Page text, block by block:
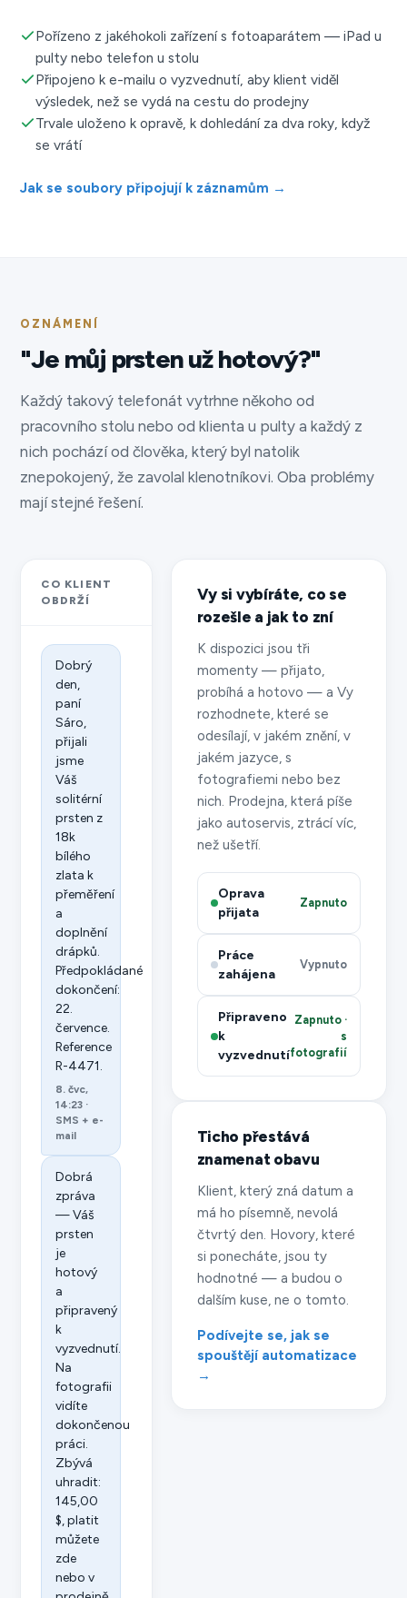
Pořízeno z jakéhokoli zařízení s fotoaparátem — iPad u
pulty nebo telefon u stolu
Připojeno k e-mailu o vyzvednutí, aby klient viděl
výsledek, než se vydá na cestu do prodejny
Trvale uloženo k opravě, k dohledání za dva roky, když
se vrátí
Jak se soubory připojují k záznamům →
OZNÁMENÍ
"Je můj prsten už hotový?"
Každý takový telefonát vytrhne někoho od
pracovního stolu nebo od klienta u pulty a každý z
nich pochází od člověka, který byl natolik
znepokojený, že zavolal klenotníkovi. Oba problémy
mají stejné řešení.
CO KLIENT
OBDRŽÍ
Dobrý
den,
paní
Sáro,
přijali
jsme
Váš
solitérní
prsten z
18k
bílého
zlata k
přeměření
a
doplnění
drápků.
Předpokládané
dokončení:
22.
července.
Reference
R-4471.
8. čvc,
14:23 ·
SMS + e-
mail
Dobrá
zpráva
— Váš
prsten
je
hotový
a
připravený
k
vyzvednutí.
Na
fotografii
vidíte
dokončenou
práci.
Zbývá
uhradit:
145,00
$, platit
můžete
zde
nebo v
Vy si vybíráte, co se
rozešle a jak to zní
K dispozici jsou tři
momenty — přijato,
probíhá a hotovo — a Vy
rozhodnete, které se
odesílají, v jakém znění, v
jakém jazyce, s
fotografiemi nebo bez
nich. Prodejna, která píše
jako autoservis, ztrácí víc,
než ušetří.
Oprava
přijata
Zapnuto
Práce
zahájena
Vypnuto
Připraveno
k
vyzvednutí
Zapnuto ·
s
fotografií
Ticho přestává
znamenat obavu
Klient, který zná datum a
má ho písemně, nevolá
čtvrtý den. Hovory, které
si ponecháte, jsou ty
hodnotné — a budou o
dalším kuse, ne o tomto.
Podívejte se, jak se
spouštějí automatizace
→